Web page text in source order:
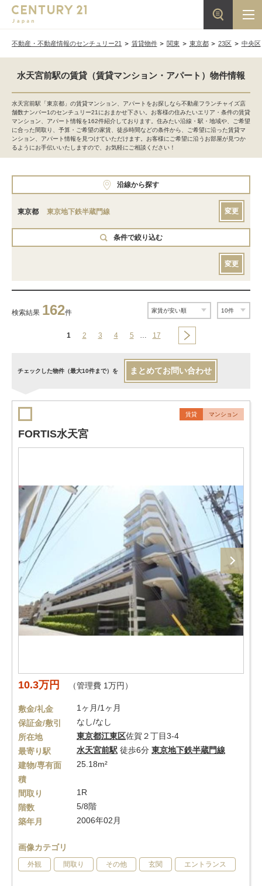
不動産・不動産情報のセンチュリー21 賃貸物件 関東 東京都 23区 中央区
水天宮前駅の賃貸（賃貸マンション・アパート）物件情報
水天宮前駅「東京都」の賃貸マンション、アパートをお探しなら不動産フランチャイズ店
舗数ナンバー1のセンチュリー21におまかせ下さい。お客様の住みたいエリア・条件の賃貸
マンション、アパート情報を162件紹介しております。住みたい沿線・駅・地域や、ご希望
に合った間取り、予算・ご希望の家賃、徒歩時間などの条件から、ご希望に沿った賃貸マ
ンション、アパート情報を見つけていただけます。お客様にご希望に沿うお部屋が見つか
るようにお手伝いいたしますので、お気軽にご相談ください！
沿線から探す
東京都 東京地下鉄半蔵門線 変更
条件で絞り込む
変更
検索結果 162件
1 2 3 4 5 … 17
チェックした物件（最大10件まで）を まとめてお問い合わせ
賃貸 マンション
FORTIS水天宮
10.3万円 （管理費 1万円）
敷金/礼金
1ヶ月/1ヶ月
保証金/敷引
なし/なし
所在地
東京都江東区佐賀２丁目3-4
最寄り駅
水天宮前駅 徒歩6分 東京地下鉄半蔵門線
建物/専有面
積
25.18m²
間取り
1R
階数
5/8階
築年月
2006年02月
画像カテゴリ
外観 間取り その他 玄関 エントランス